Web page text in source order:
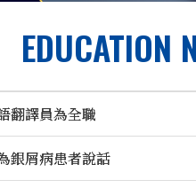
翻譯員為全職
銀屑病患者說話